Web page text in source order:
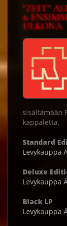
"ZEIT"
&
ULKONA
sisältämään
kappaletta.
Standard
Levykauppa
Deluxe
Levykauppa
Black LP
Levykauppa